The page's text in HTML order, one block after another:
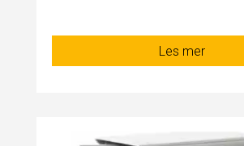
Les mer